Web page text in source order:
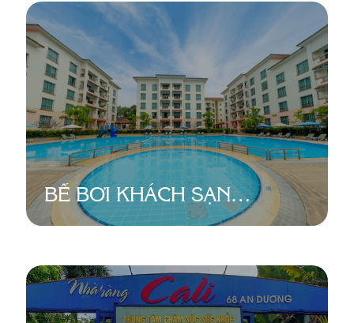
ĐÔ
BỂ BƠI KHÁCH SẠN
DIAMOND WESTLAKE